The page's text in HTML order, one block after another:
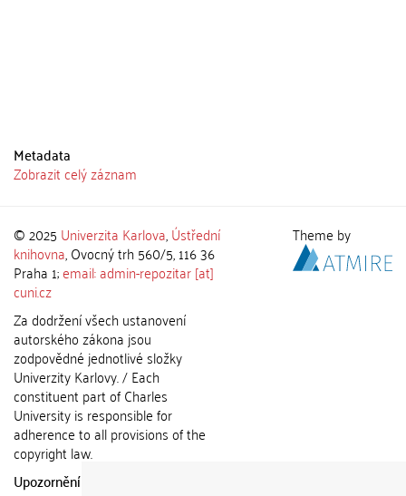
Metadata
Zobrazit celý záznam
© 2025 Univerzita Karlova,Ústřední
knihovna, Ovocný trh 560/5, 116 36
Praha 1;email: admin-repozitar [at]
cuni.cz
Za dodržení všech ustanovení
autorského zákona jsou
zodpovědné jednotlivé složky
Univerzity Karlovy. / Each
constituent part of Charles
University is responsible for
adherence to all provisions of the
copyright law.
Upozornění / Notice:
Theme by